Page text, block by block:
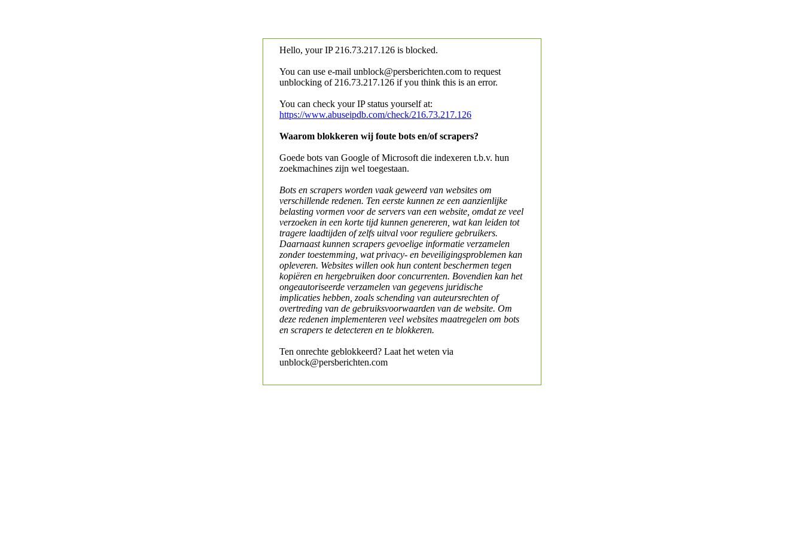
Hello, your IP 216.73.217.126 is blocked.
You can use e-mail unblock@persberichten.com to request
unblocking of 216.73.217.126 if you think this is an error.
You can check your IP status yourself at:
https://www.abuseipdb.com/check/216.73.217.126
Waarom blokkeren wij foute bots en/of scrapers?
Goede bots van Google of Microsoft die indexeren t.b.v. hun
zoekmachines zijn wel toegestaan.
Bots en scrapers worden vaak geweerd van websites om
verschillende redenen. Ten eerste kunnen ze een aanzienlijke
belasting vormen voor de servers van een website, omdat ze veel
verzoeken in een korte tijd kunnen genereren, wat kan leiden tot
tragere laadtijden of zelfs uitval voor reguliere gebruikers.
Daarnaast kunnen scrapers gevoelige informatie verzamelen
zonder toestemming, wat privacy- en beveiligingsproblemen kan
opleveren. Websites willen ook hun content beschermen tegen
kopiëren en hergebruiken door concurrenten. Bovendien kan het
ongeautoriseerde verzamelen van gegevens juridische
implicaties hebben, zoals schending van auteursrechten of
overtreding van de gebruiksvoorwaarden van de website. Om
deze redenen implementeren veel websites maatregelen om bots
en scrapers te detecteren en te blokkeren.
Ten onrechte geblokkeerd? Laat het weten via
unblock@persberichten.com